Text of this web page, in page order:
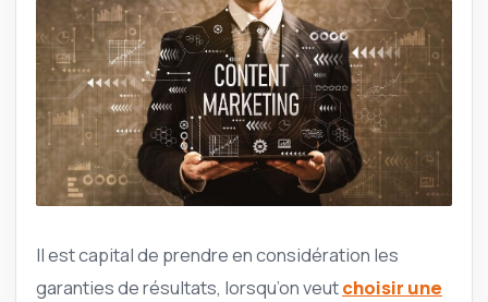
Il est capital de prendre en considération les
garanties de résultats, lorsqu’on veutchoisir une